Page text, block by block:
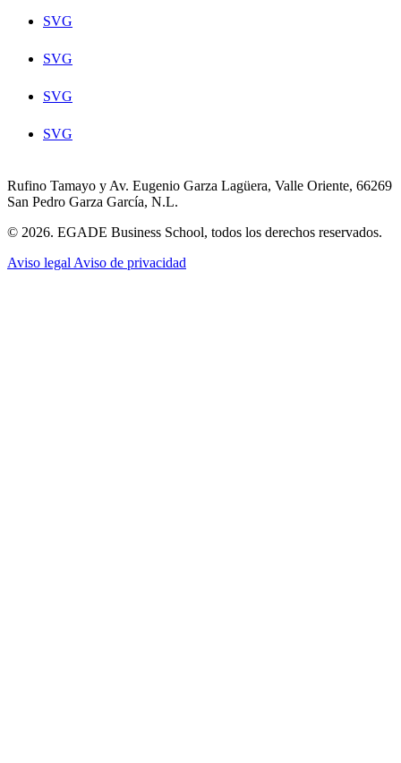
SVG
SVG
SVG
SVG
Rufino Tamayo y Av. Eugenio Garza Lagüera, Valle Oriente, 66269
San Pedro Garza García, N.L.
© 2026. EGADE Business School, todos los derechos reservados.
Aviso legal Aviso de privacidad